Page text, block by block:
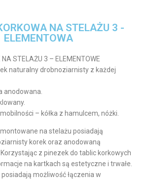
NA STELAŻU 3 -
ELEMENTOWA
NA STELAŻU 3 – ELEMENTOWE
naturalny drobnoziarnisty z każdej
anodowana.
– kółka z hamulcem, nóżki.
na stelażu posiadają
korek oraz anodowaną
z pinezek do tablic korkowych
na kartkach są estetyczne i trwałe.
możliwość łączenia w